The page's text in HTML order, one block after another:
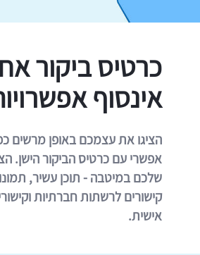
כרטיס ביקור
אינסוף
הציגו את עצמכם באופן מרשים
אפשרי עם כרטיס הביקור הישן.
שלכם במיטבה - תוכן עשיר,
קישורים לרשתות חברתיות
אישית.